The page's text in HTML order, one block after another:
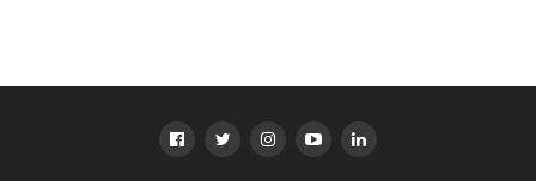
Çay şeklindeydi. Otel görevlisine söyleyince 2. ve 3.